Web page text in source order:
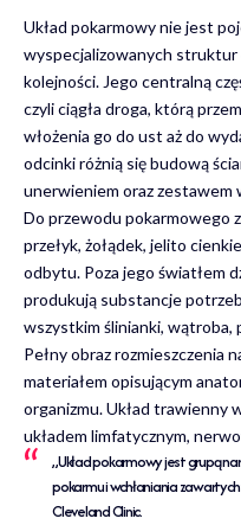
Układ pokarmowy nie jest
wyspecjalizowanych struktur
kolejności. Jego centralną
czyli ciągła droga, którą
włożenia go do ust aż do
odcinki różnią się budową
unerwieniem oraz zestawem
Do przewodu pokarmowego
przełyk, żołądek, jelito
odbytu. Poza jego światłem
produkują substancje
wszystkim ślinianki, wątroba,
Pełny obraz rozmieszczenia
materiałem opisującym
organizmu. Układ trawienny
układem limfatycznym,
„Układ pokarmowy jest grupą
pokarmu i wchłaniania
Cleveland Clinic.